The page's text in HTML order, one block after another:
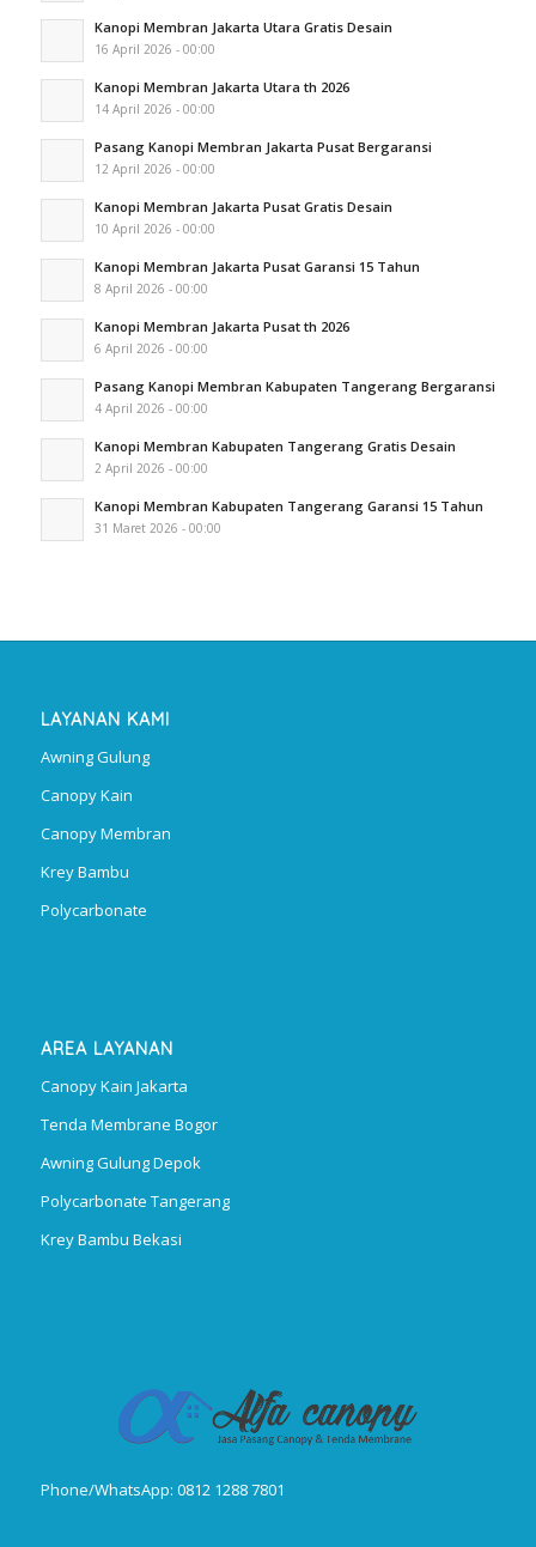
Kanopi Membran Jakarta Utara Gratis Desain
16 April 2026 - 00:00
Kanopi Membran Jakarta Utara th 2026
14 April 2026 - 00:00
Pasang Kanopi Membran Jakarta Pusat Bergaransi
12 April 2026 - 00:00
Kanopi Membran Jakarta Pusat Gratis Desain
10 April 2026 - 00:00
Kanopi Membran Jakarta Pusat Garansi 15 Tahun
8 April 2026 - 00:00
Kanopi Membran Jakarta Pusat th 2026
6 April 2026 - 00:00
Pasang Kanopi Membran Kabupaten Tangerang Bergaransi
4 April 2026 - 00:00
Kanopi Membran Kabupaten Tangerang Gratis Desain
2 April 2026 - 00:00
Kanopi Membran Kabupaten Tangerang Garansi 15 Tahun
31 Maret 2026 - 00:00
LAYANAN KAMI
Awning Gulung
Canopy Kain
Canopy Membran
Krey Bambu
Polycarbonate
AREA LAYANAN
Canopy Kain Jakarta
Tenda Membrane Bogor
Awning Gulung Depok
Polycarbonate Tangerang
Krey Bambu Bekasi
Phone/WhatsApp: 0812 1288 7801